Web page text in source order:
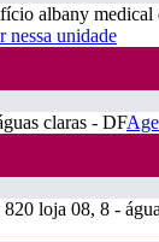
albany medical
nessa unidade
claras - DF
820 loja 08, 8 -